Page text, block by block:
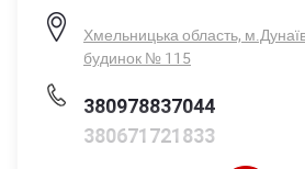
Хмельницька область,
будинок № 115
380978837044
380671721833